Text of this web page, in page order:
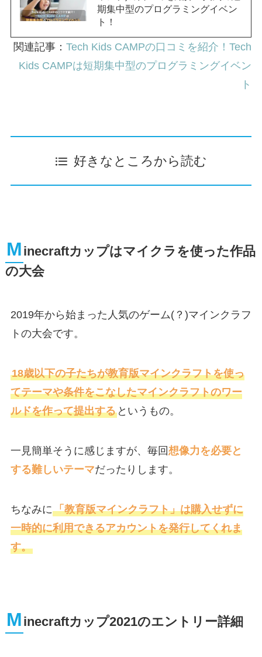
期集中型のプログラミングイベン
ト！
関連記事：Tech Kids CAMPの口コミを紹介！Tech
Kids CAMPは短期集中型のプログラミングイベン
ト
好きなところから読む
M inecraftカップはマイクラを使った作品
の大会
2019年から始まった人気のゲーム(？)マインクラフ
トの大会です。
18歳以下の子たちが教育版マインクラフトを使っ
てテーマや条件をこなしたマインクラフトのワー
ルドを作って提出するというもの。
一見簡単そうに感じますが、毎回想像力を必要と
する難しいテーマだったりします。
ちなみに「教育版マインクラフト」は購入せずに
一時的に利用できるアカウントを発行してくれま
す。
M inecraftカップ2021のエントリー詳細